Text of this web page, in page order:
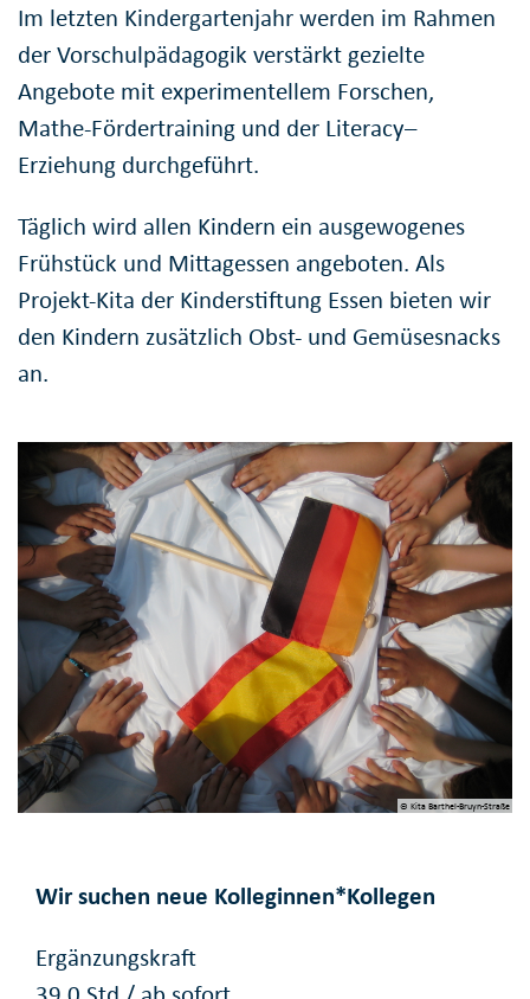
Im letzten Kindergartenjahr werden im Rahmen
der Vorschulpädagogik verstärkt gezielte
Angebote mit experimentellem Forschen,
Mathe-Fördertraining und der Literacy–
Erziehung durchgeführt.
Täglich wird allen Kindern ein ausgewogenes
Frühstück und Mittagessen angeboten. Als
Projekt-Kita der Kinderstiftung Essen bieten wir
den Kindern zusätzlich Obst- und Gemüsesnacks
an.
© Kita Barthel-Bruyn-Straße
Wir suchen neue Kolleginnen*Kollegen
Ergänzungskraft